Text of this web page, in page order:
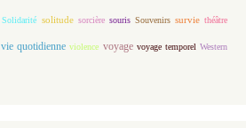
Solidarité solitude sorcière souris Souvenirs survie théâtre
vie quotidienne violence voyage voyage temporel Western